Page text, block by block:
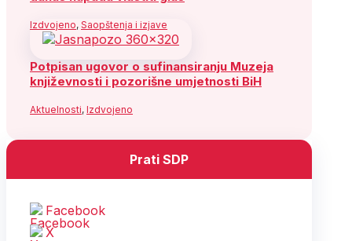
Izdvojeno, Saopštenja i izjave
Potpisan ugovor o sufinansiranju Muzeja
književnosti i pozorišne umjetnosti BiH
Aktuelnosti, Izdvojeno
Prati SDP
Facebook
X